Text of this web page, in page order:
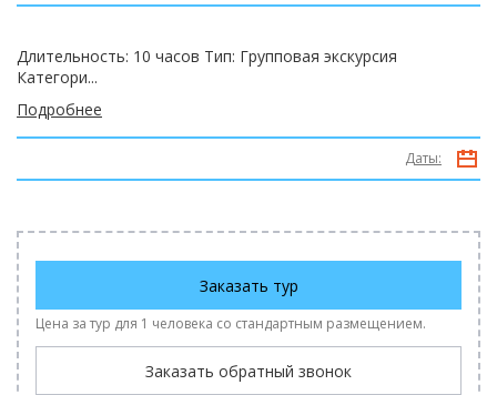
Длительность: 10 часов Тип: Групповая экскурсия
Категори...
Подробнее
Даты:
Заказать тур
Цена за тур для 1 человека со стандартным размещением.
Заказать обратный звонок